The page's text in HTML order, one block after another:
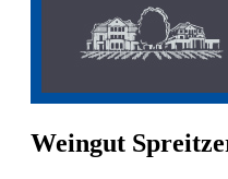
Weingut